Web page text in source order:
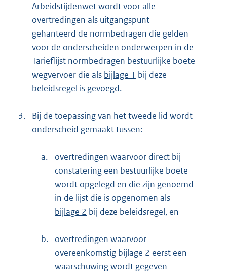
Arbeidstijdenwetwordt voor alle
overtredingen als uitgangspunt
gehanteerd de normbedragen die gelden
voor de onderscheiden onderwerpen in de
Tarieflijst normbedragen bestuurlijke boete
wegvervoer die als bijlage 1 bij deze
beleidsregel is gevoegd.
3.
Bij de toepassing van het tweede lid wordt
onderscheid gemaakt tussen:
a.
overtredingen waarvoor direct bij
constatering een bestuurlijke boete
wordt opgelegd en die zijn genoemd
in de lijst die is opgenomen als
bijlage 2 bij deze beleidsregel, en
b.
overtredingen waarvoor
overeenkomstig bijlage 2 eerst een
waarschuwing wordt gegeven